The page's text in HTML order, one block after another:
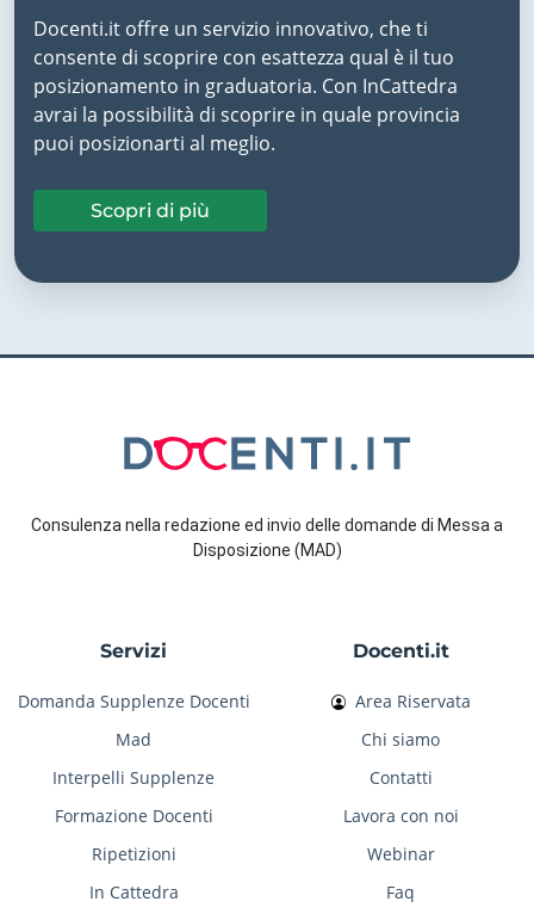
Docenti.it offre un servizio innovativo, che ti
consente di scoprire con esattezza qual è il tuo
posizionamento in graduatoria. Con InCattedra
avrai la possibilità di scoprire in quale provincia
puoi posizionarti al meglio.
Scopri di più
Consulenza nella redazione ed invio delle domande di Messa a
Disposizione (MAD)
Servizi
Domanda Supplenze Docenti
Mad
Interpelli Supplenze
Formazione Docenti
Ripetizioni
In Cattedra
Docenti.it
Area Riservata
Chi siamo
Contatti
Lavora con noi
Webinar
Faq